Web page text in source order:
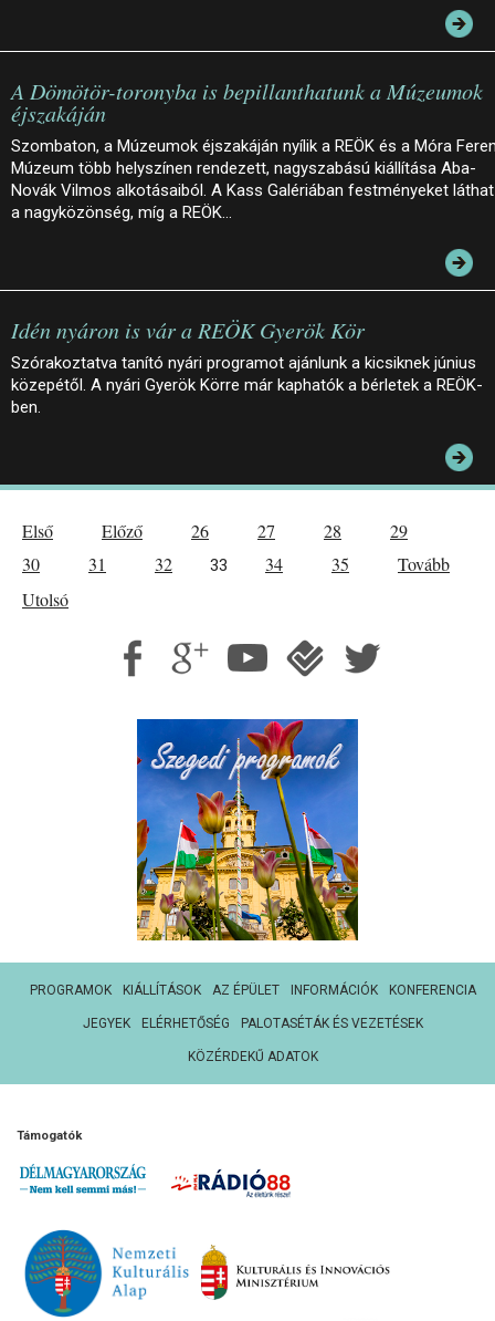
A Dömötör-toronyba is bepillanthatunk a Múzeumok
éjszakáján
Szombaton, a Múzeumok éjszakáján nyílik a REÖK és a Móra
Múzeum több helyszínen rendezett, nagyszabású kiállítása Aba-
Novák Vilmos alkotásaiból. A Kass Galériában festményeket láthat
a nagyközönség, míg a REÖK…
Idén nyáron is vár a REÖK Gyerök Kör
Szórakoztatva tanító nyári programot ajánlunk a kicsiknek június
közepétől. A nyári Gyerök Körre már kaphatók a bérletek a REÖK-
ben.
Első Előző 26 27 28
29
30
31 32 33 34 35
Tovább
Utolsó
PROGRAMOK KIÁLLÍTÁSOK AZ ÉPÜLET INFORMÁCIÓK KONFERENCIA
JEGYEK ELÉRHETŐSÉG PALOTASÉTÁK ÉS VEZETÉSEK
KÖZÉRDEKŰ ADATOK
Támogatók